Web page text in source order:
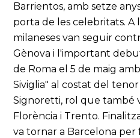
Barrientos, amb setze
porta de les celebritats. A
milaneses van seguir
Gènova i l'important
de Roma el 5 de maig
Siviglia" al costat del
Signoretti, rol que també
Florència i Trento.
va tornar a Barcelona